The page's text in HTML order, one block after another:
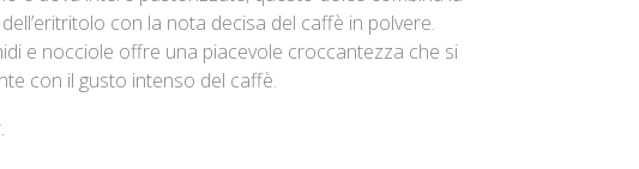
con la nota decisa del caffè in polvere.
e nocciole offre una piacevole croccantezza che si
con il gusto intenso del caffè.